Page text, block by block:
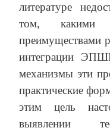
литературе
том, какими
преимуществами
интеграции
механизмы эти
практические
этим цель
выявлении